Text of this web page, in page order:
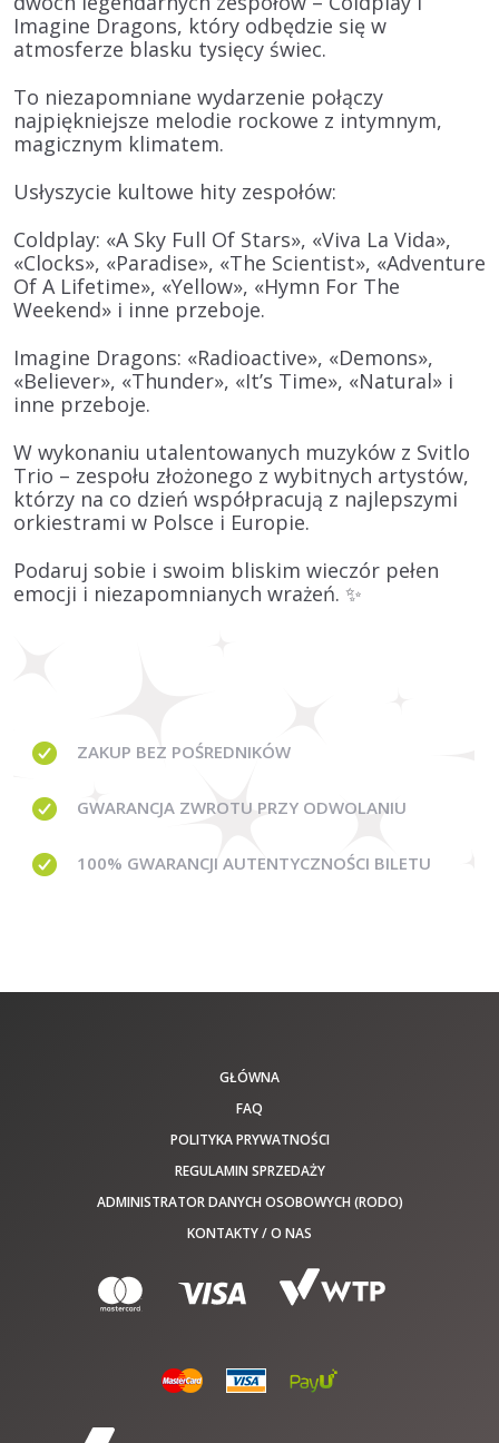
Imagine Dragons, który odbędzie się w
atmosferze blasku tysięcy świec.
To niezapomniane wydarzenie połączy
najpiękniejsze melodie rockowe z intymnym,
magicznym klimatem.
Usłyszycie kultowe hity zespołów:
Coldplay: «A Sky Full Of Stars», «Viva La Vida»,
«Clocks», «Paradise», «The Scientist», «Adventure
Of A Lifetime», «Yellow», «Hymn For The
Weekend» i inne przeboje.
Imagine Dragons: «Radioactive», «Demons»,
«Believer», «Thunder», «It’s Time», «Natural» i
inne przeboje.
W wykonaniu utalentowanych muzyków z Svitlo
Trio – zespołu złożonego z wybitnych artystów,
którzy na co dzień współpracują z najlepszymi
orkiestrami w Polsce i Europie.
Podaruj sobie i swoim bliskim wieczór pełen
emocji i niezapomnianych wrażeń. ✨
ZAKUP BEZ POŚREDNIKÓW
GWARANCJA ZWROTU PRZY ODWOLANIU
100% GWARANCJI AUTENTYCZNOŚCI BILETU
GŁÓWNA
FAQ
POLITYKA PRYWATNOŚCI
REGULAMIN SPRZEDAŻY
ADMINISTRATOR DANYCH OSOBOWYCH (RODO)
KONTAKTY / O NAS